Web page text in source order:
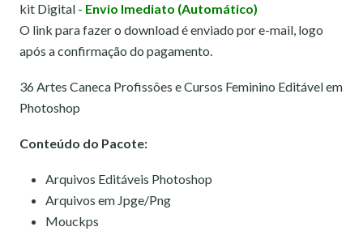
kit Digital - Envio Imediato (Automático)
O link para fazer o download é enviado por e-mail, logo
após a confirmação do pagamento.
36 Artes Caneca Profissões e Cursos Feminino Editável em
Photoshop
Conteúdo do Pacote:
Arquivos Editáveis Photoshop
Arquivos em Jpge/Png
Mouckps